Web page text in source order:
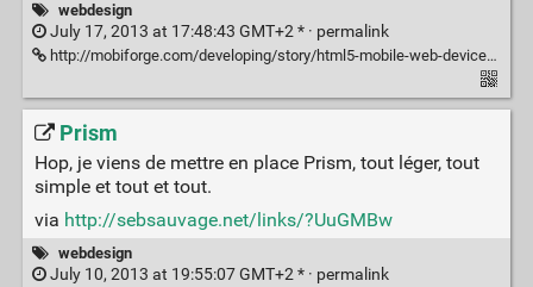
webdesign
July 17, 2013 at 17:48:43 GMT+2 * · permalink
http://mobiforge.com/developing/story/html5-mobile-web-device-orientation-events
Prism
Hop, je viens de mettre en place Prism, tout léger, tout
simple et tout et tout.
via http://sebsauvage.net/links/?UuGMBw
webdesign
July 10, 2013 at 19:55:07 GMT+2 * · permalink